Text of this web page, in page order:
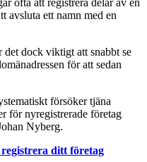
ofta att registrera delar av en
avsluta ett namn med en
dock viktigt att snabbt se
för att sedan
försöker tjäna
för nyregistrerade företag
Nyberg.
ditt företag